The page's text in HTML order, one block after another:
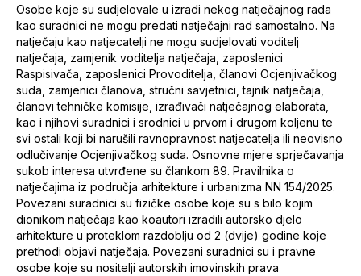
Osobe koje su sudjelovale u izradi nekog natječajnog rada
kao suradnici ne mogu predati natječajni rad samostalno. Na
natječaju kao natjecatelji ne mogu sudjelovati voditelj
natječaja, zamjenik voditelja natječaja, zaposlenici
Raspisivača, zaposlenici Provoditelja, članovi Ocjenjivačkog
suda, zamjenici članova, stručni savjetnici, tajnik natječaja,
članovi tehničke komisije, izrađivači natječajnog elaborata,
kao i njihovi suradnici i srodnici u prvom i drugom koljenu te
svi ostali koji bi narušili ravnopravnost natjecatelja ili neovisno
odlučivanje Ocjenjivačkog suda. Osnovne mjere sprječavanja
sukob interesa utvrđene su člankom 89. Pravilnika o
natječajima iz područja arhitekture i urbanizma NN 154/2025.
Povezani suradnici su fizičke osobe koje su s bilo kojim
dionikom natječaja kao koautori izradili autorsko djelo
arhitekture u proteklom razdoblju od 2 (dvije) godine koje
prethodi objavi natječaja. Povezani suradnici su i pravne
osobe koje su nositelji autorskih imovinskih prava